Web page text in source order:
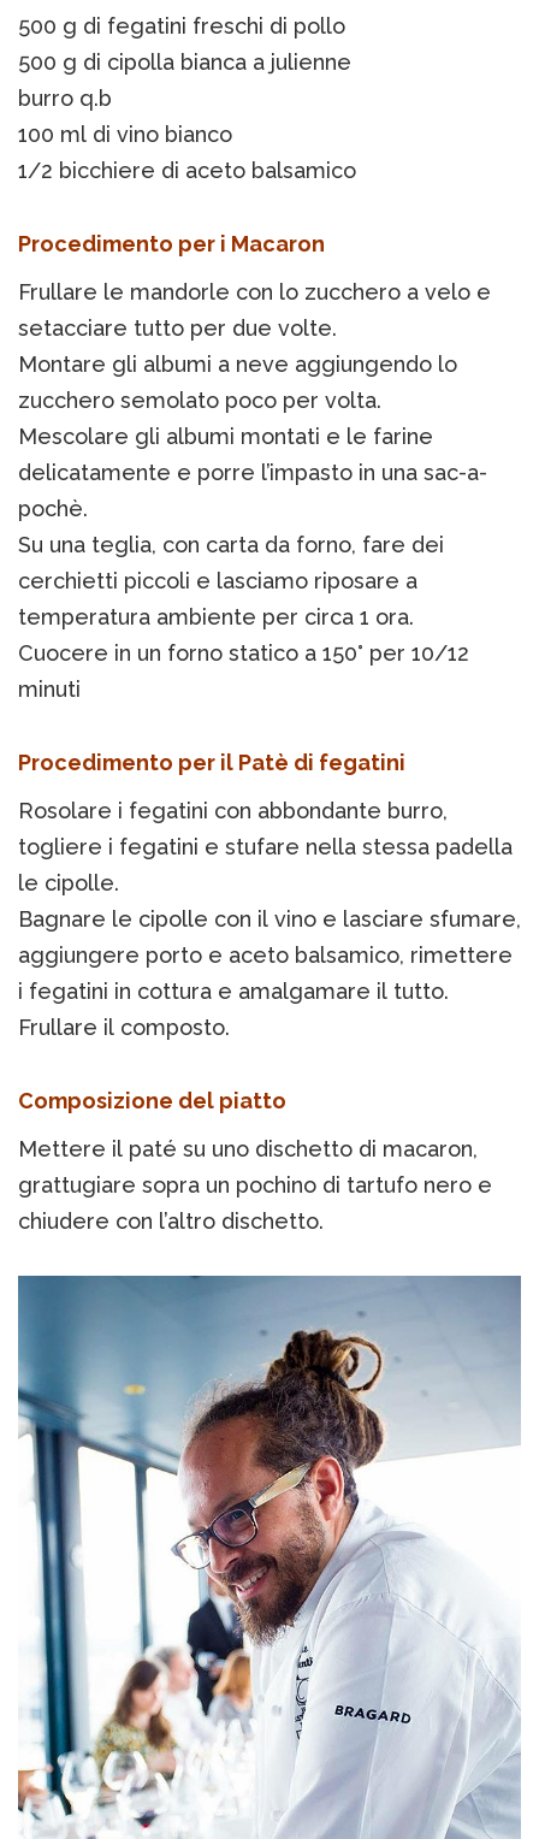
500 g di fegatini freschi di pollo
500 g di cipolla bianca a julienne
burro q.b
100 ml di vino bianco
1/2 bicchiere di aceto balsamico
Procedimento per i Macaron
Frullare le mandorle con lo zucchero a velo e
setacciare tutto per due volte.
Montare gli albumi a neve aggiungendo lo
zucchero semolato poco per volta.
Mescolare gli albumi montati e le farine
delicatamente e porre l’impasto in una sac-a-
pochè.
Su una teglia, con carta da forno, fare dei
cerchietti piccoli e lasciamo riposare a
temperatura ambiente per circa 1 ora.
Cuocere in un forno statico a 150° per 10/12
minuti
Procedimento per il Patè di fegatini
Rosolare i fegatini con abbondante burro,
togliere i fegatini e stufare nella stessa padella
le cipolle.
Bagnare le cipolle con il vino e lasciare sfumare,
aggiungere porto e aceto balsamico, rimettere
i fegatini in cottura e amalgamare il tutto.
Frullare il composto.
Composizione del piatto
Mettere il paté su uno dischetto di macaron,
grattugiare sopra un pochino di tartufo nero e
chiudere con l’altro dischetto.